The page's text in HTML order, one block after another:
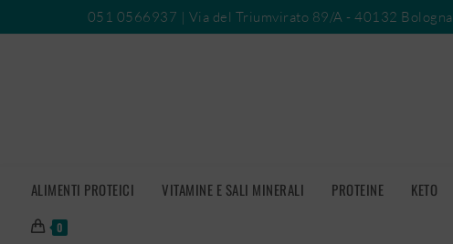
051 0566937 | Via del Triumvirato 89/A - 40132 Bologna
ALIMENTI PROTEICI VITAMINE E SALI MINERALI PROTEINE KETO
0